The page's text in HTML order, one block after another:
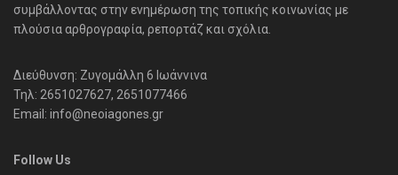
συμβάλλοντας στην ενημέρωση της τοπικής κοινωνίας με
πλούσια αρθρογραφία, ρεπορτάζ και σχόλια.
Διεύθυνση: Ζυγομάλλη 6 Ιωάννινα
Τηλ: 2651027627, 2651077466
Email: info@neoiagones.gr
Follow Us